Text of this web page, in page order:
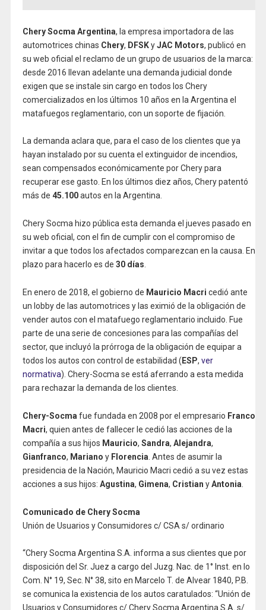
Chery Socma Argentina, la empresa importadora de las
automotrices chinas Chery, DFSKyJAC Motors, publicó en
su web oficial el reclamo de un grupo de usuarios de la marca:
desde 2016 llevan adelante una demanda judicial donde
exigen que se instale sin cargo en todos los Chery
comercializados en los últimos 10 años en la Argentina el
matafuegos reglamentario, con un soporte de fijación.
La demanda aclara que, para el caso de los clientes que ya
hayan instalado por su cuenta el extinguidor de incendios,
sean compensados económicamente por Chery para
recuperar ese gasto. En los últimos diez años, Chery patentó
más de 45.100autos en la Argentina.
Chery Socma hizo pública esta demanda el jueves pasado en
su web oficial, con el fin de cumplir con el compromiso de
invitar a que todos los afectados comparezcan en la causa. En
plazo para hacerlo es de 30 días
En enero de 2018, el gobierno de Mauricio Macri cedió ante
un lobby de las automotrices y las eximió de la obligación de
vender autos con el matafuego reglamentario incluido. Fue
parte de una serie de concesiones para las compañías del
sector, que incluyó la prórroga de la obligación de equipar a
todos los autos con control de estabilidad ( ESP, ver
normativa). Chery-Socma se está aferrando a esta medida
para rechazar la demanda de los clientes.
Chery-Socma fue fundada en 2008 por el empresario Franco
Macri, quien antes de fallecer le cedió las acciones de la
compañía a sus hijos Mauricio, Sandra, Alejandra,
Gianfranco, Mariano y Florencia . Antes de asumir la
presidencia de la Nación, Mauricio Macri cedió a su vez estas
acciones a sus hijos: Agustina, Gimena, Cristian yAntonia
Comunicado de Chery Socma
Unión de Usuarios y Consumidores c/ CSA s/ ordinario
“Chery Socma Argentina S.A. informa a sus clientes que por
disposición del Sr. Juez a cargo del Juzg. Nac. de 1° Inst. en lo
Com. N° 19, Sec. N° 38, sito en Marcelo T. de Alvear 1840, P.B.
se comunica la existencia de los autos caratulados: “Unión de
Usuarios y Consumidores c/ Chery Socma Argentina S.A. s/